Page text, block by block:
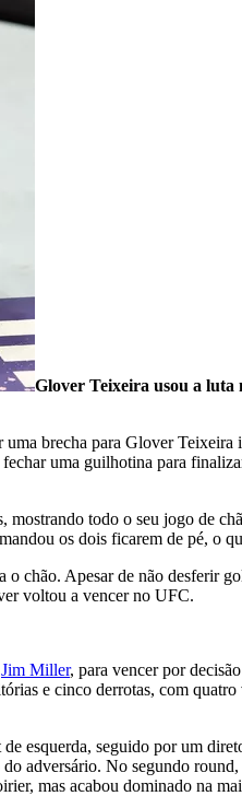
Glover Teixeira usou a
brecha para Glover Teixeira
uma guilhotina para
todo o seu jogo de
os dois ficarem de pé, o
chão. Apesar de não desferir
voltou a vencer no UFC.
Jim Miller, para vencer por
e cinco derrotas, com
esquerda, seguido por um
adversário. No segundo
mas acabou dominado na